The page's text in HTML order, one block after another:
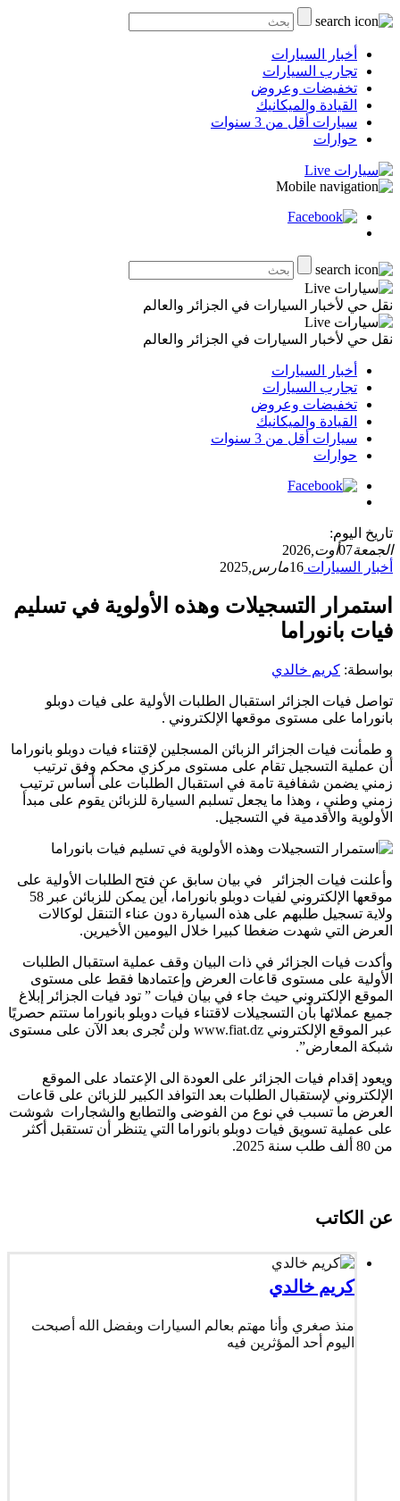
أخبار السيارات
تجارب السيارات
تخفيضات وعروض
القيادة والميكانيك
سيارات أقل من 3 سنوات
حوارات
نقل حي لأخبار السيارات في الجزائر والعالم
نقل حي لأخبار السيارات في الجزائر والعالم
أخبار السيارات
تجارب السيارات
تخفيضات وعروض
القيادة والميكانيك
سيارات أقل من 3 سنوات
حوارات
تاريخ اليوم:
الجمعة07أوت, 2026
أخبار السيارات 16مارس, 2025
استمرار التسجيلات وهذه الأولوية في تسليم
فيات بانوراما
بواسطة: كريم خالدي
تواصل فيات الجزائر استقبال الطلبات الأولية على فيات دوبلو
بانوراما على مستوى موقعها الإلكتروني .
و طمأنت فيات الجزائر الزبائن المسجلين لإقتناء فيات دوبلو بانوراما
أن عملية التسجيل تقام على مستوى مركزي محكم وفق ترتيب
زمني يضمن شفافية تامة في استقبال الطلبات على أساس ترتيب
زمني وطني ، وهذا ما يجعل تسلبم السيارة للزبائن يقوم على مبدأ
الأولوية والأقدمية في التسجيل.
وأعلنت فيات الجزائر في بيان سابق عن فتح الطلبات الأولية على
موقعها الإلكتروني لفيات دوبلو بانوراما، أين يمكن للزبائن عبر 58
ولاية تسجيل طلبهم على هذه السيارة دون عناء التنقل لوكالات
العرض التي شهدت ضغطا كبيرا خلال اليومين الأخيرين.
وأكدت فيات الجزائر في ذات البيان وقف عملية استقبال الطلبات
الأولية على مستوى قاعات العرض وإعتمادها فقط على مستوى
الموقع الإلكتروني حيث جاء في بيان فيات ” تود فيات الجزائر إبلاغ
جميع عملائها بأن التسجيلات لاقتناء فيات دوبلو بانوراما ستتم حصريًا
عبر الموقع الإلكتروني www.fiat.dz ولن تُجرى بعد الآن على مستوى
شبكة المعارض”.
ويعود إقدام فيات الجزائر على العودة الى الإعتماد على الموقع
الإلكتروني لإستقبال الطلبات بعد التوافد الكبير للزبائن على قاعات
العرض ما تسبب في نوع من الفوضى والتطابع والشجارات شوشت
على عملية تسويق فيات دوبلو بانوراما التي يتنظر أن تستقبل أكثر
من 80 ألف طلب سنة 2025.
عن الكاتب
كريم خالدي
منذ صغري وأنا مهتم بعالم السيارات وبفضل الله أصبحت
اليوم أحد المؤثرين فيه